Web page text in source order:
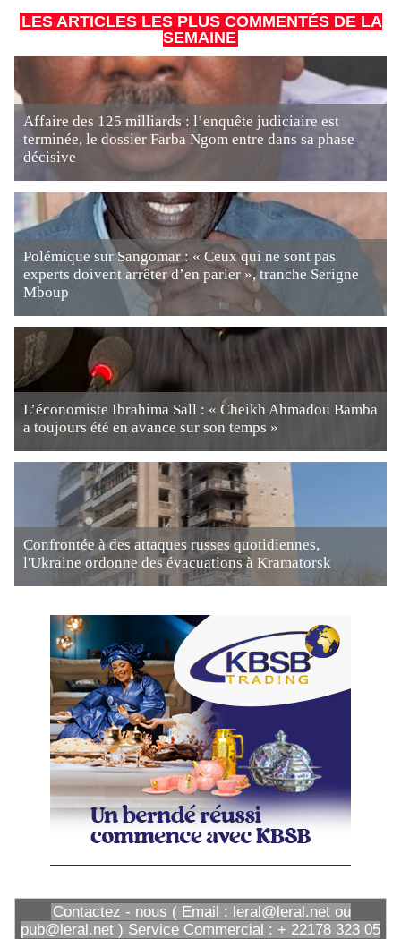
LES ARTICLES LES PLUS COMMENTÉS DE LA
SEMAINE
Affaire des 125 milliards : l’enquête judiciaire est
terminée, le dossier Farba Ngom entre dans sa phase
décisive
Polémique sur Sangomar : « Ceux qui ne sont pas
experts doivent arrêter d’en parler », tranche Serigne
Mboup
L’économiste Ibrahima Sall : « Cheikh Ahmadou Bamba
a toujours été en avance sur son temps »
Confrontée à des attaques russes quotidiennes,
l'Ukraine ordonne des évacuations à Kramatorsk
Contactez - nous ( Email : leral@leral.net ou
pub@leral.net ) Service Commercial : + 22178 323 05